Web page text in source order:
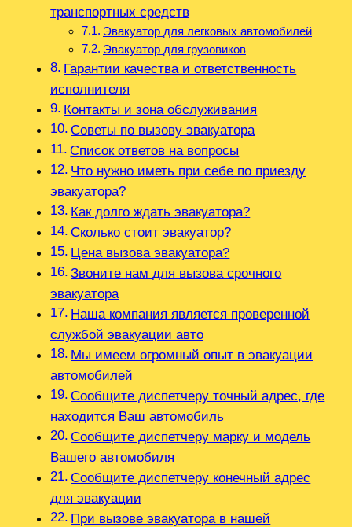
транспортных средств
Эвакуатор для легковых автомобилей
Эвакуатор для грузовиков
Гарантии качества и ответственность
исполнителя
Контакты и зона обслуживания
Советы по вызову эвакуатора
Список ответов на вопросы
Что нужно иметь при себе по приезду
эвакуатора?
Как долго ждать эвакуатора?
Сколько стоит эвакуатор?
Цена вызова эвакуатора?
Звоните нам для вызова срочного
эвакуатора
Наша компания является проверенной
службой эвакуации авто
Мы имеем огромный опыт в эвакуации
автомобилей
Сообщите диспетчеру точный адрес, где
находится Ваш автомобиль
Сообщите диспетчеру марку и модель
Вашего автомобиля
Сообщите диспетчеру конечный адрес
для эвакуации
При вызове эвакуатора в нашей